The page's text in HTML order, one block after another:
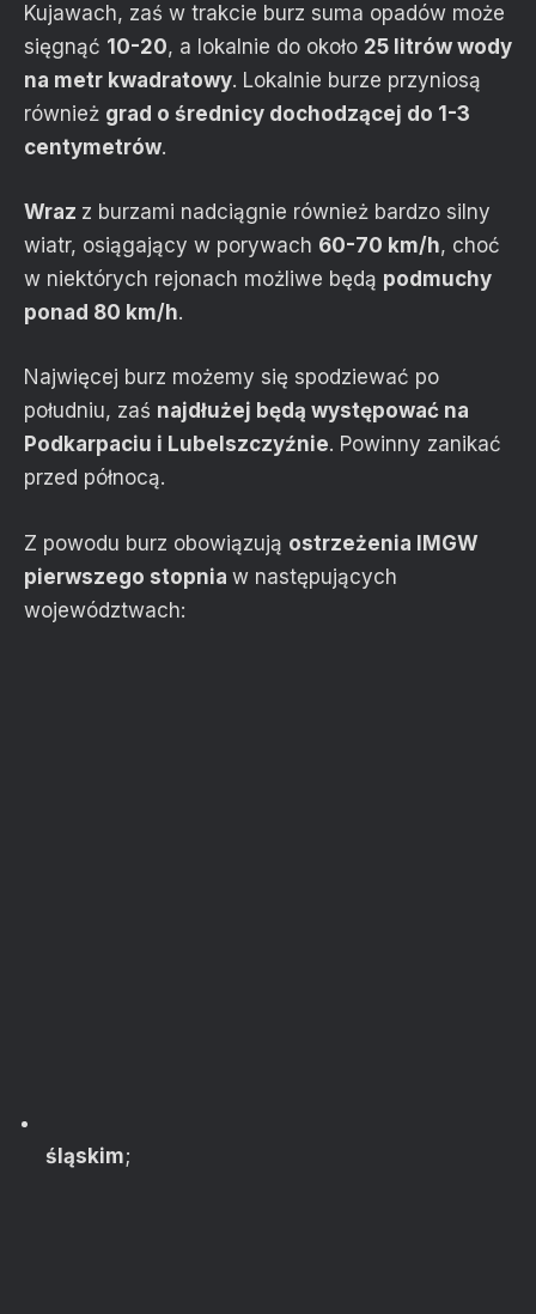
Kujawach, zaś w trakcie burz suma opadów może
sięgnąć 10-20, a lokalnie do około 25 litrów wody
na metr kwadratowy. Lokalnie burze przyniosą
również grad o średnicy dochodzącej do 1-3
centymetrów.
Wraz z burzami nadciągnie również bardzo silny
wiatr, osiągający w porywach 60-70 km/h, choć
w niektórych rejonach możliwe będą podmuchy
ponad 80 km/h.
Najwięcej burz możemy się spodziewać po
południu, zaś najdłużej będą występować na
Podkarpaciu i Lubelszczyźnie. Powinny zanikać
przed północą.
Z powodu burz obowiązują ostrzeżenia IMGW
pierwszego stopnia w następujących
województwach:
śląskim;